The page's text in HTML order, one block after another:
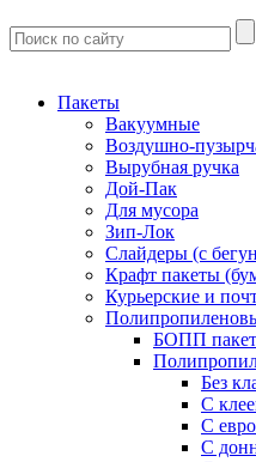
Пакеты
Вакуумные
Воздушно-
Вырубная ручка
Дой-Пак
Для мусора
Зип-Лок
Слайдеры (с
Крафт пакеты
Курьерские и
БОПП
Без
C
С
С